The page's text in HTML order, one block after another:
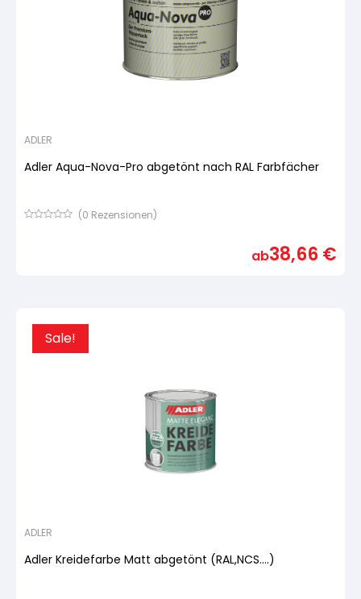
ADLER
Adler Aqua-Nova-Pro abgetönt nach RAL Farbfächer
(0 Rezensionen)
ab38,66€
Sale!
ADLER
Adler Kreidefarbe Matt abgetönt (RAL,NCS....)